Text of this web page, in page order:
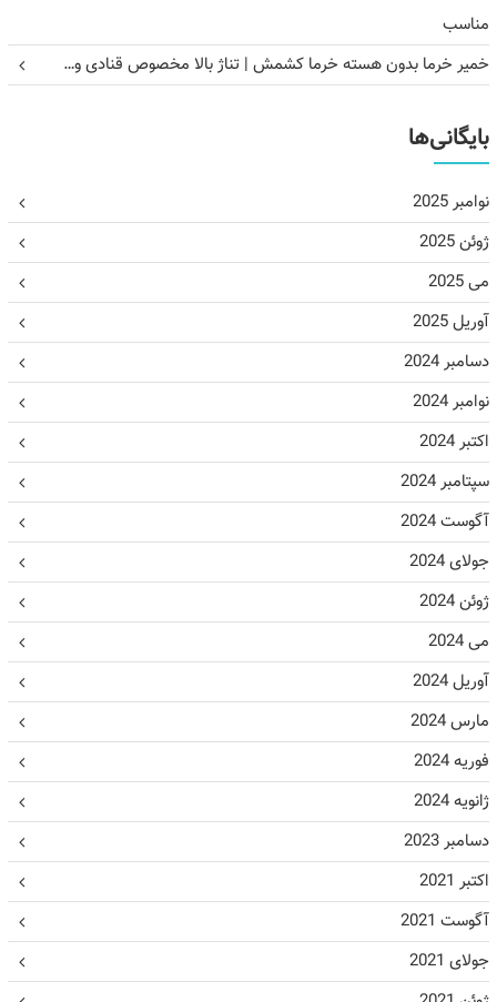
مناسب
خمیر خرما بدون هسته خرما کشمش | تناژ بالا مخصوص قنادی و…
بایگانی‌ها
نوامبر 2025
ژوئن 2025
می 2025
آوریل 2025
دسامبر 2024
نوامبر 2024
اکتبر 2024
سپتامبر 2024
آگوست 2024
جولای 2024
ژوئن 2024
می 2024
آوریل 2024
مارس 2024
فوریه 2024
ژانویه 2024
دسامبر 2023
اکتبر 2021
آگوست 2021
جولای 2021